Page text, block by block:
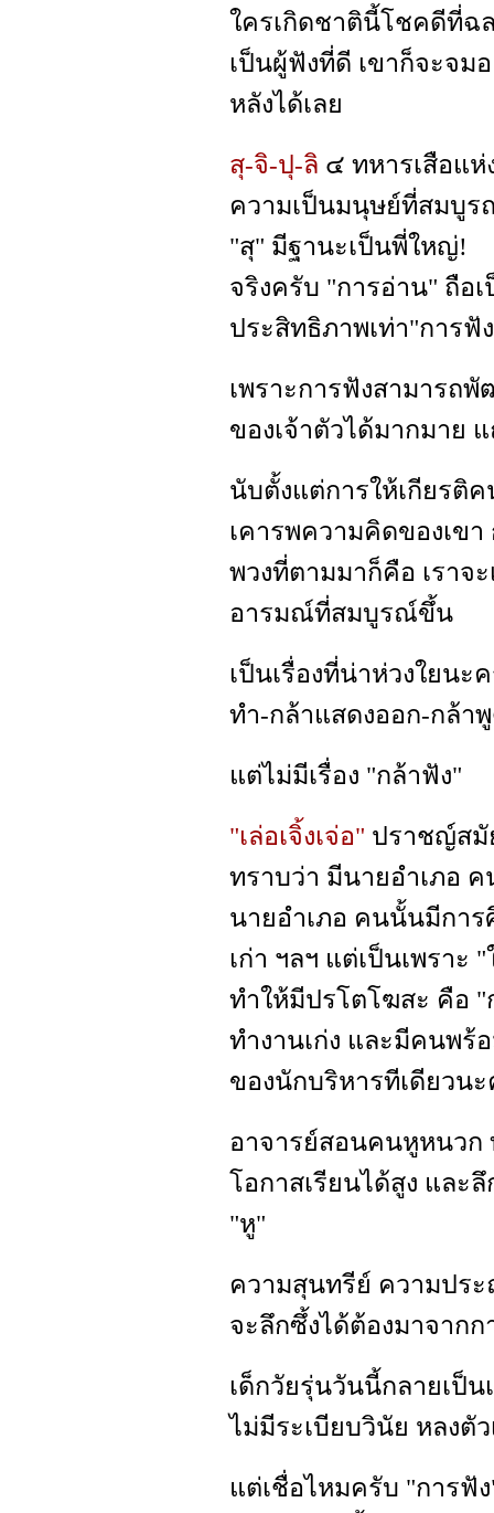
ใครเกิดชาตินี้โชคดีที่ฉ
เป็นผู้ฟังที่ดี เขาก็จะจม
หลังได้เลย
สุ-จิ-ปุ-ลิ ๔ ทหารเสือแ
ความเป็นมนุษย์ที่สมบู
"สุ" มีฐานะเป็นพี่ใหญ่!
จริงครับ "การอ่าน" ถือ
ประสิทธิภาพเท่า"การฟั
เพราะการฟังสามาร
ของเจ้าตัวได้มากมาย
นับตั้งแต่การให้เกียรติ
เคารพความคิดของเขา
พวงที่ตามมาก็คือ เราจ
อารมณ์ที่สมบูรณ์ขึ้น
เป็นเรื่องที่น่าห่วงใยน
ทำ-กล้าแสดงออก-กล้า
แต่ไม่มีเรื่อง "กล้าฟัง"
"เล่อเจิ้งเจ่อ" ปราชญ์สมั
ทราบว่า มีนายอำเภอ
นายอำเภอ คนนั้นมีการ
เก่า ฯลฯ แต่เป็นเพราะ
ทำให้มีปรโตโฆสะ คือ
ทำงานเก่ง และมีคนพร้
ของนักบริหารทีเดียวน
อาจารย์สอนคนหูหนว
โอกาสเรียนได้สูง และ
"หู"
ความสุนทรีย์ ความปร
จะลึกซึ้งได้ต้องมาจากก
เด็กวัยรุ่นวันนี้กลายเป็
ไม่มีระเบียบวินัย หลงตั
แต่เชื่อไหมครับ "การฟั